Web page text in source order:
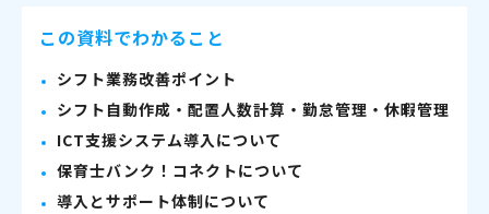
この資料でわかること
シフト業務改善ポイント
シフト自動作成・配置人数計算・勤怠管理・休暇管理
ICT支援システム導入について
保育士バンク！コネクトについて
導入とサポート体制について